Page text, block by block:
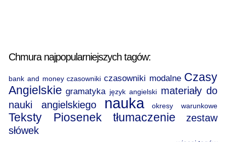
Chmura najpopularniejszych tagów:
bank and money czasowniki czasowniki modalne Czasy
Angielskie gramatyka język angielski materiały do
nauki angielskiego
nauka okresy warunkowe
Teksty Piosenek tłumaczenie
zestaw
słówek